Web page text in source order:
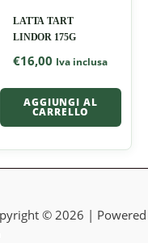
LATTA TART
LINDOR 175G
€16,00 Iva inclusa
AGGIUNGI AL
CARRELLO
© 2026 | Powered